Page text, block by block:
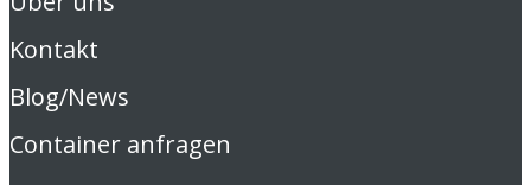
Kontakt
Blog/News
Container anfragen